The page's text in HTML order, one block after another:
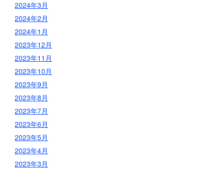
2024年3月
2024年2月
2024年1月
2023年12月
2023年11月
2023年10月
2023年9月
2023年8月
2023年7月
2023年6月
2023年5月
2023年4月
2023年3月